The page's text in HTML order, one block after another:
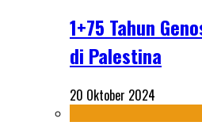
1+75 Tahun
di Palestina
20 Oktober 2024